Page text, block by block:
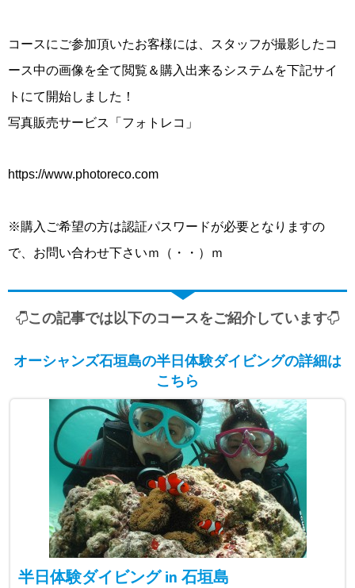
コースにご参加頂いたお客様には、スタッフが撮影したコ
ース中の画像を全て閲覧＆購入出来るシステムを下記サイ
トにて開始しました！
写真販売サービス「フォトレコ」
https://www.photoreco.com
※購入ご希望の方は認証パスワードが必要となりますの
で、お問い合わせ下さいｍ（・・）ｍ
この記事では以下のコースをご紹介しています
オーシャンズ石垣島の半日体験ダイビングの詳細は
こちら
半日体験ダイビング in 石垣島